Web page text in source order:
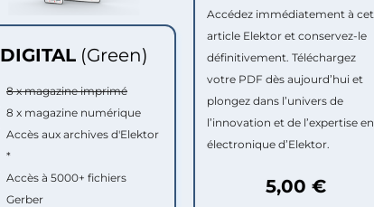
DIGITAL (Green)
8 x magazine imprimé
8 x magazine numérique
Accès aux archives d'Elektor
*
Accès à 5000+ fichiers
Gerber
Accédez immédiatement à cet
article Elektor et conservez-le
définitivement. Téléchargez
votre PDF dès aujourd’hui et
plongez dans l’univers de
l’innovation et de l’expertise en
électronique d’Elektor.
5,00 €